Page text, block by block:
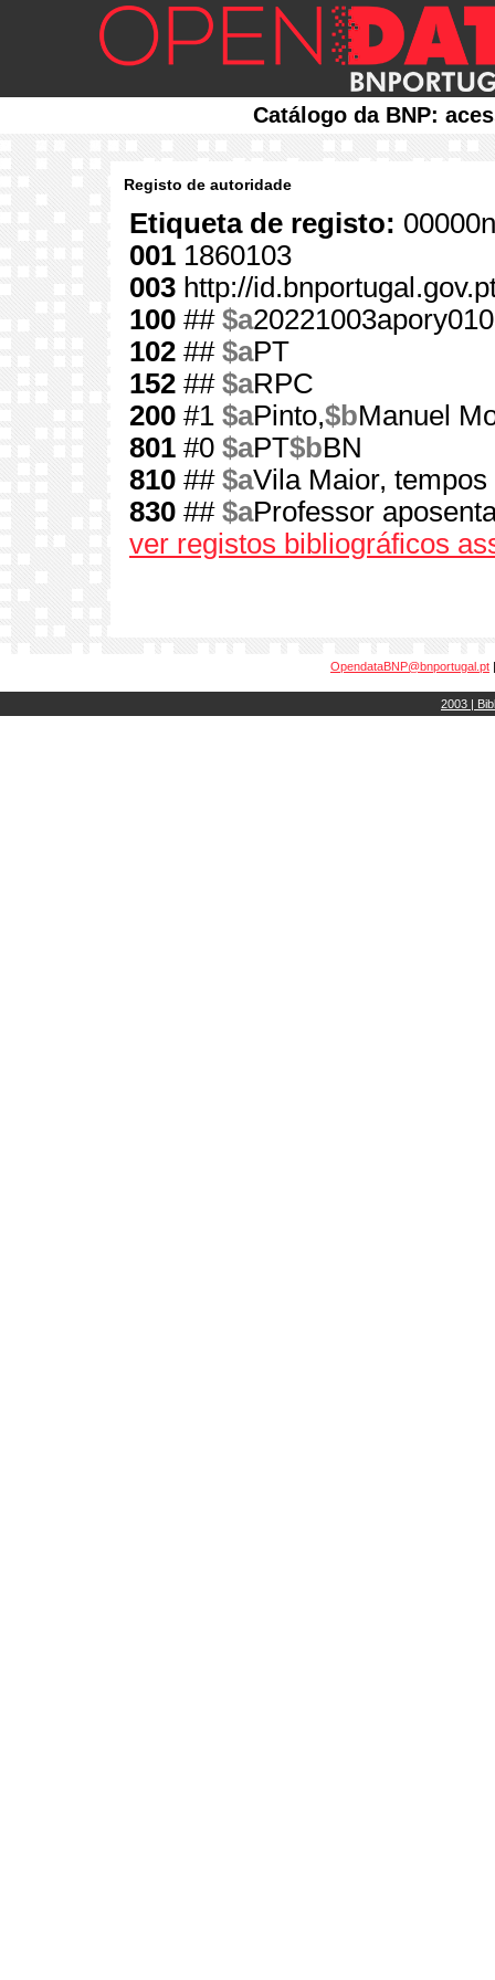
Catálogo da BNP:
Registo de autoridade
Etiqueta de registo:
001 1860103
003 http://
100 ## $a
102 ## $aPT
152 ## $aRPC
200 #1 $aPinto,$bManuel
801 #0 $aPT$bBN
810 ## $aVila Maior,
830 ## $aProfessor
ver registos bibliográficos
OpendataBNP@bnportugal.pt
2003 |